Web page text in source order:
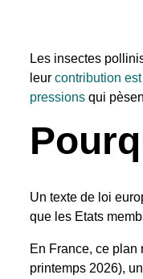
Les insectes
leur contribution
pressions qui
Un texte de loi
que les Etats
En France, ce plan
printemps 2026),